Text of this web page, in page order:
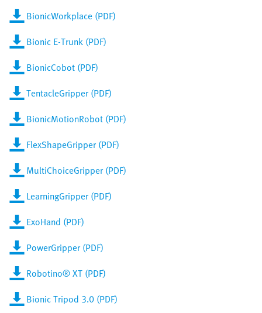
BionicWorkplace (PDF)
Bionic E-Trunk (PDF)
BionicCobot (PDF)
TentacleGripper (PDF)
BionicMotionRobot (PDF)
FlexShapeGripper (PDF)
MultiChoiceGripper (PDF)
LearningGripper (PDF)
ExoHand (PDF)
PowerGripper (PDF)
Robotino® XT (PDF)
Bionic Tripod 3.0 (PDF)